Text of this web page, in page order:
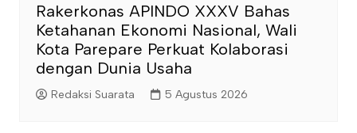
Rakerkonas APINDO XXXV Bahas
Ketahanan Ekonomi Nasional, Wali
Kota Parepare Perkuat Kolaborasi
dengan Dunia Usaha
Redaksi Suarata 5 Agustus 2026